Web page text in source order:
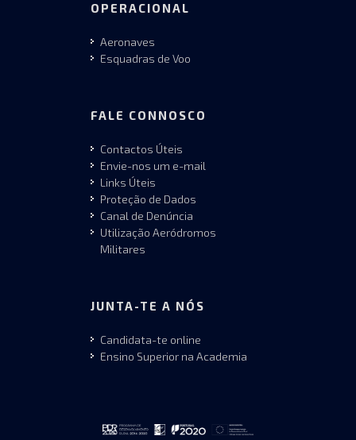
OPERACIONAL
Aeronaves
Esquadras de Voo
FALE CONNOSCO
Contactos Úteis
Envie-nos um e-mail
Links Úteis
Proteção de Dados
Canal de Denúncia
Utilização Aeródromos
Militares
JUNTA-TE A NÓS
Candidata-te online
Ensino Superior na Academia